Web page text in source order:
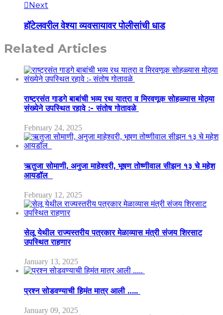
Next
हॉटेलवरील वेश्या व्यवसायावर पोलीसांची धाड
Related Articles
राष्ट्रसंत गाडगे बाबांची भव्य रथ यात्रा व मिरवणूक सोहळ्यास मोठ्या
संख्येने उपस्थित रहावे :- संतोष गोतावळे
February 24, 2025
ऋतुजा सोमाणी, अनुजा माहेश्वरी, भूषण तोष्णीवाल सीझन १३ चे महेश
आयडॉल
February 12, 2025
सेलू येथील राज्यस्तरीय पत्रकार मेळाव्यास मंत्री संजय शिरसाट
उपस्थित राहणार
January 13, 2025
प्रश्न सोडवण्याची हिमंत मात्र आली …..
January 09, 2025